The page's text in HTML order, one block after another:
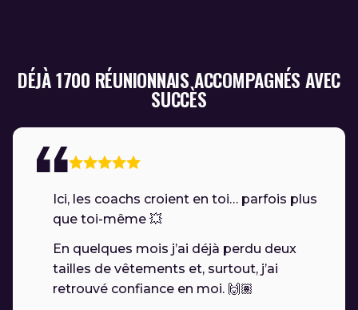
DÉJÀ 1700 RÉUNIONNAIS ACCOMPAGNÉS AVEC
SUCCÈS
Ici, les coachs croient en toi… parfois plus
que toi-même 💥
En quelques mois j’ai déjà perdu deux
tailles de vêtements et, surtout, j’ai
retrouvé confiance en moi. 🙌🏽